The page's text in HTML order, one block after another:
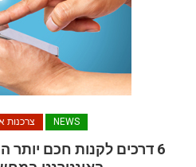
NEWS צרכנות
6 דרכים לקנות חכם